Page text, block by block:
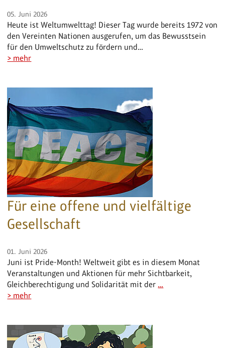
05. Juni 2026
Heute ist Weltumwelttag! Dieser Tag wurde bereits 1972 von
den Vereinten Nationen ausgerufen, um das Bewusstsein
für den Umweltschutz zu fördern und…
> mehr
Für eine offene und vielfältige
Gesellschaft
01. Juni 2026
Juni ist Pride-Month! Weltweit gibt es in diesem Monat
Veranstaltungen und Aktionen für mehr Sichtbarkeit,
Gleichberechtigung und Solidarität mit der …
> mehr